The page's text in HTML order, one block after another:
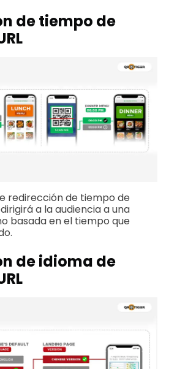
de tiempo de
redirección de tiempo de
a la audiencia a una
basada en el tiempo que
de idioma de